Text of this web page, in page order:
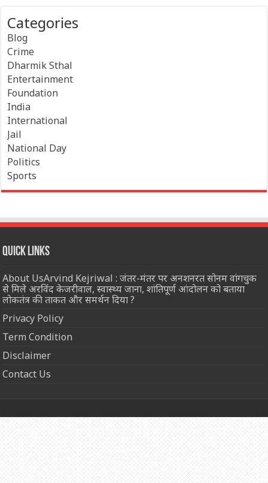
Categories
Blog
Crime
Dharmik Sthal
Entertainment
Foundation
India
International
Jail
National Day
Politics
Sports
Quick Links
About UsArvind Kejriwal : जंतर-मंतर पर अनशनरत सोनम वांगचुक
से मिले अरविंद केजरीवाल, स्वास्थ्य जाना, शांतिपूर्ण आंदोलन को बताया
लोकतंत्र की ताकत और समर्थन दिया ?
Privacy Policy
Term Condition
Disclaimer
Contact Us